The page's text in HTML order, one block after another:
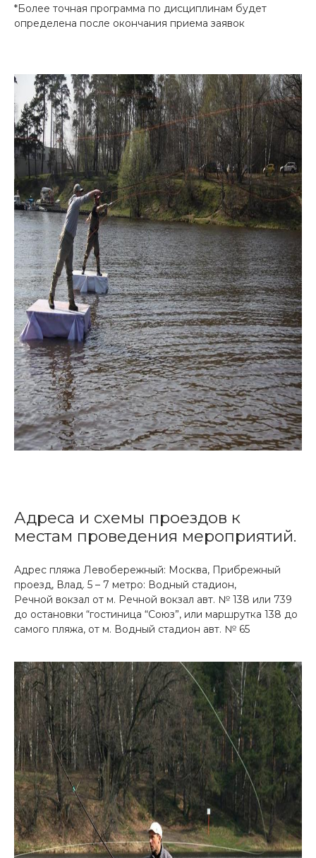
*Более точная программа по дисциплинам будет
определена после окончания приема заявок
Адреса и схемы проездов к
местам проведения мероприятий.
Адрес пляжа Левобережный: Москва, Прибрежный
проезд, Влад. 5 – 7 метро: Водный стадион,
Речной вокзал от м. Речной вокзал авт. № 138 или 739
до остановки “гостиница “Союз”, или маршрутка 138 до
самого пляжа, от м. Водный стадион авт. № 65